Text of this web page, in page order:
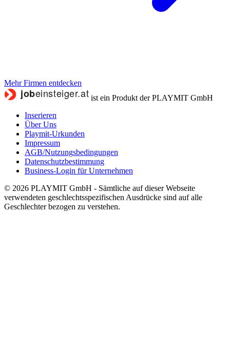
Mehr Firmen entdecken
ist ein Produkt der PLAYMIT GmbH
Inserieren
Über Uns
Playmit-Urkunden
Impressum
AGB/Nutzungsbedingungen
Datenschutzbestimmung
Business-Login für Unternehmen
© 2026 PLAYMIT GmbH - Sämtliche auf dieser Webseite
verwendeten geschlechtsspezifischen Ausdrücke sind auf alle
Geschlechter bezogen zu verstehen.